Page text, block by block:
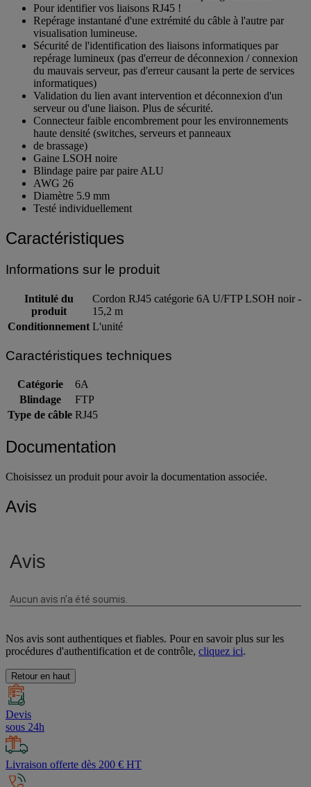
Cordon patch CAT6a FTP LSOH à repérage lumineux
Pour identifier vos liaisons RJ45 !
Repérage instantané d'une extrémité du câble à l'autre par
visualisation lumineuse.
Sécurité de l'identification des liaisons informatiques par
repérage lumineux (pas d'erreur de déconnexion / connexion
du mauvais serveur, pas d'erreur causant la perte de services
informatiques)
Validation du lien avant intervention et déconnexion d'un
serveur ou d'une liaison. Plus de sécurité.
Connecteur faible encombrement pour les environnements
haute densité (switches, serveurs et panneaux
de brassage)
Gaine LSOH noire
Blindage paire par paire ALU
AWG 26
Diamètre 5.9 mm
Caractéristiques
Informations sur le produit
Intitulé du
produit
Cordon RJ45 catégorie 6A U/FTP LSOH noir -
15,2 m
Caractéristiques techniques
Catégorie
6A
Blindage
FTP
Documentation
Avis
Nos avis sont authentiques et fiables. Pour en savoir plus sur les
Retour en haut
Devis
sous 24h
Livraison offerte dès 200 € HT